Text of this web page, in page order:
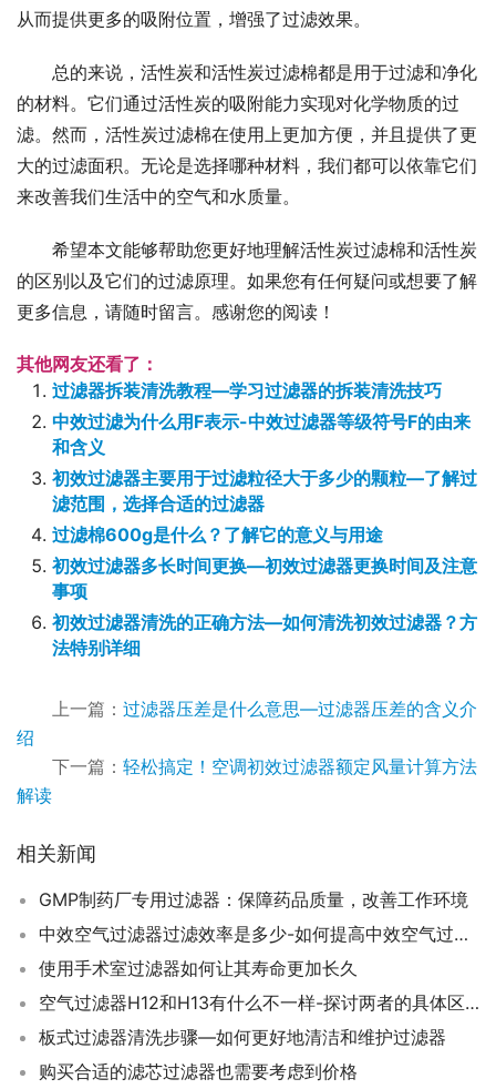
从而提供更多的吸附位置，增强了过滤效果。
总的来说，活性炭和活性炭过滤棉都是用于过滤和净化
的材料。它们通过活性炭的吸附能力实现对化学物质的过
滤。然而，活性炭过滤棉在使用上更加方便，并且提供了更
大的过滤面积。无论是选择哪种材料，我们都可以依靠它们
来改善我们生活中的空气和水质量。
希望本文能够帮助您更好地理解活性炭过滤棉和活性炭
的区别以及它们的过滤原理。如果您有任何疑问或想要了解
更多信息，请随时留言。感谢您的阅读！
其他网友还看了：
过滤器拆装清洗教程—学习过滤器的拆装清洗技巧
中效过滤为什么用F表示-中效过滤器等级符号F的由来
和含义
初效过滤器主要用于过滤粒径大于多少的颗粒—了解过
滤范围，选择合适的过滤器
过滤棉600g是什么？了解它的意义与用途
初效过滤器多长时间更换—初效过滤器更换时间及注意
事项
初效过滤器清洗的正确方法—如何清洗初效过滤器？方
法特别详细
上一篇： 过滤器压差是什么意思—过滤器压差的含义介
绍
下一篇： 轻松搞定！空调初效过滤器额定风量计算方法
解读
相关新闻
GMP制药厂专用过滤器：保障药品质量，改善工作环境
中效空气过滤器过滤效率是多少-如何提高中效空气过滤器的过滤效率？
使用手术室过滤器如何让其寿命更加长久
空气过滤器H12和H13有什么不一样-探讨两者的具体区别
板式过滤器清洗步骤—如何更好地清洁和维护过滤器
购买合适的滤芯过滤器也需要考虑到价格